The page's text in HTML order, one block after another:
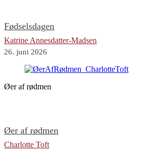
Fødselsdagen
Katrine Annesdatter-Madsen
26. juni 2026
Øer af rødmen
Øer af rødmen
Charlotte Toft